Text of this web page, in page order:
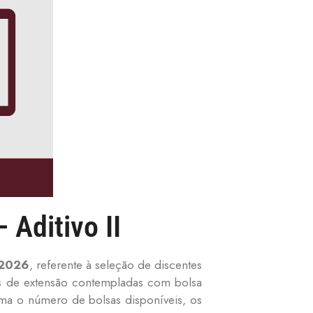
Aditivo II
, referente à seleção de discentes
extensão contempladas com bolsa
o número de bolsas disponíveis, os